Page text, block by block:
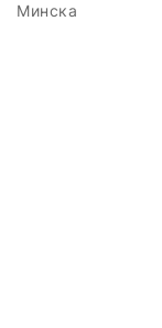
Минска